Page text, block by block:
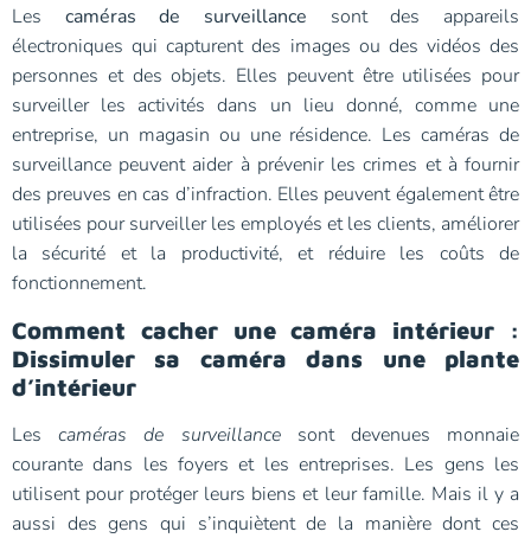
Les caméras de surveillance sont des appareils
électroniques qui capturent des images ou des vidéos des
personnes et des objets. Elles peuvent être utilisées pour
surveiller les activités dans un lieu donné, comme une
entreprise, un magasin ou une résidence. Les caméras de
surveillance peuvent aider à prévenir les crimes et à fournir
des preuves en cas d’infraction. Elles peuvent également être
utilisées pour surveiller les employés et les clients, améliorer
la sécurité et la productivité, et réduire les coûts de
fonctionnement.
Comment cacher une caméra intérieur :
Dissimuler sa caméra dans une plante
d’intérieur
Les caméras de surveillance sont devenues monnaie
courante dans les foyers et les entreprises. Les gens les
utilisent pour protéger leurs biens et leur famille. Mais il y a
aussi des gens qui s’inquiètent de la manière dont ces